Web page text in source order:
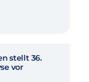
stellt 36.
vor